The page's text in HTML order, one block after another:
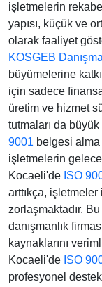
işletmelerin
yapısı, küçük ve
olarak faaliyet
KOSGEB
büyümelerine
için sadece
üretim ve hizmet
tutmaları da
9001 belgesi
işletmelerin
Kocaeli'de ISO
arttıkça,
zorlaşmaktadır.
danışmanlık
kaynaklarını
Kocaeli'de ISO
profesyonel